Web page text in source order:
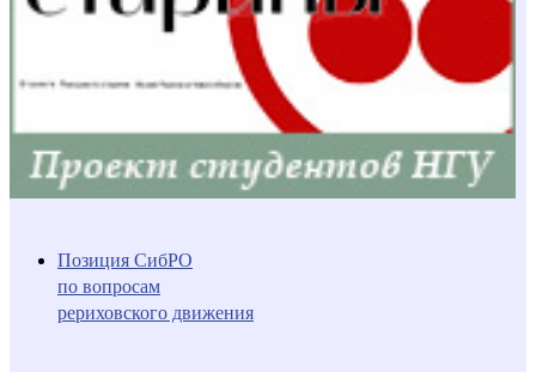
Позиция СибРО
по вопросам
рериховского движения